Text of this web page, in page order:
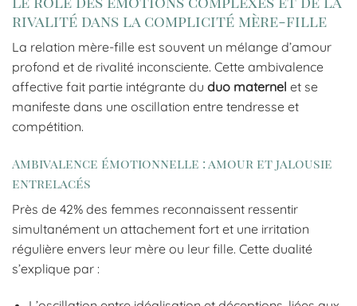
rivalité dans la complicité mère-fille
La relation mère-fille est souvent un mélange d’amour
profond et de rivalité inconsciente. Cette ambivalence
affective fait partie intégrante du duo maternel et se
manifeste dans une oscillation entre tendresse et
compétition.
Ambivalence émotionnelle : amour et jalousie
entrelacés
Près de 42% des femmes reconnaissent ressentir
simultanément un attachement fort et une irritation
régulière envers leur mère ou leur fille. Cette dualité
s’explique par :